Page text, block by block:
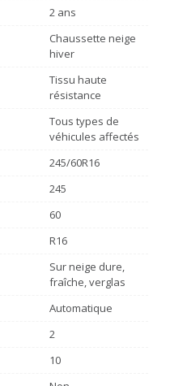
2 ans
Chaussette neige
hiver
Tissu haute
résistance
Tous types de
véhicules affectés
245/60R16
245
60
R16
Sur neige dure,
fraîche, verglas
Automatique
2
10